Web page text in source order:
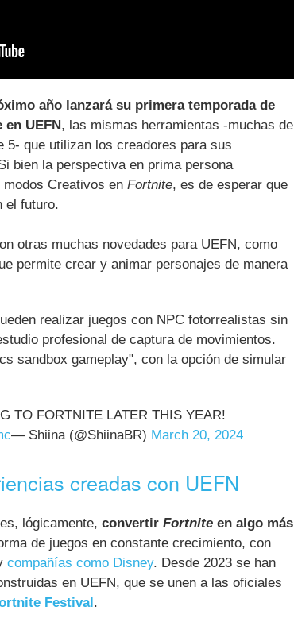
año lanzará su primera temporada de
en UEFN, las mismas herramientas -muchas de
5- que utilizan los creadores para sus
bien la perspectiva en prima persona
Creativos en Fortnite, es de esperar que
el futuro.
otras muchas novedades para UEFN, como
permite crear y animar personajes de manera
realizar juegos con NPC fotorrealistas sin
profesional de captura de movimientos.
sandbox gameplay", con la opción de simular
TO FORTNITE LATER THIS YEAR!
— Shiina (@ShiinaBR) March 20, 2024
creadas con UEFN
lógicamente, convertir Fortnite en algo más
de juegos en constante crecimiento, con
compañías como Disney. Desde 2023 se han
en UEFN, que se unen a las oficiales
Festival.